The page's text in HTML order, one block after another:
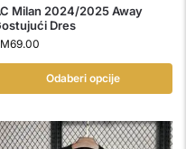
Milan 2024/2025 Away
Dres
69.00
Odaberi opcije